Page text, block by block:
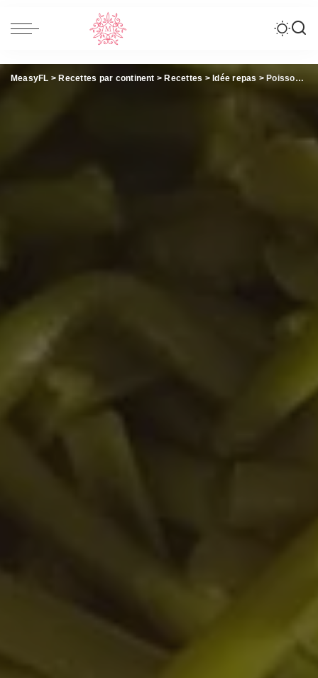
MeasyFL > Recettes par continent > Recettes > Idée repas > Poisson pané – Haricots verts